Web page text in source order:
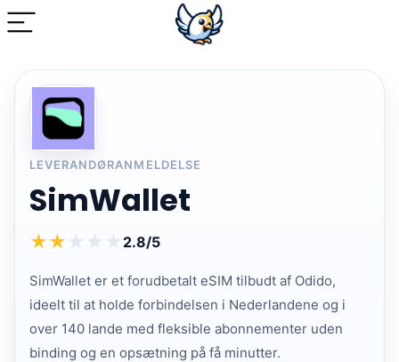
LEVERANDØRANMELDELSE
SimWallet
★★ ★ ★ ★ 2.8/5
SimWallet er et forudbetalt eSIM tilbudt af Odido,
ideelt til at holde forbindelsen i Nederlandene og i
over 140 lande med fleksible abonnementer uden
binding og en opsætning på få minutter.